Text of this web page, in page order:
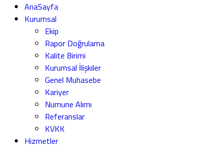
AnaSayfa
Kurumsal
Ekip
Rapor Doğrulama
Kalite Birimi
Kurumsal İlişkiler
Genel Muhasebe
Kariyer
Numune Alımı
Referanslar
KVKK
Hizmetler